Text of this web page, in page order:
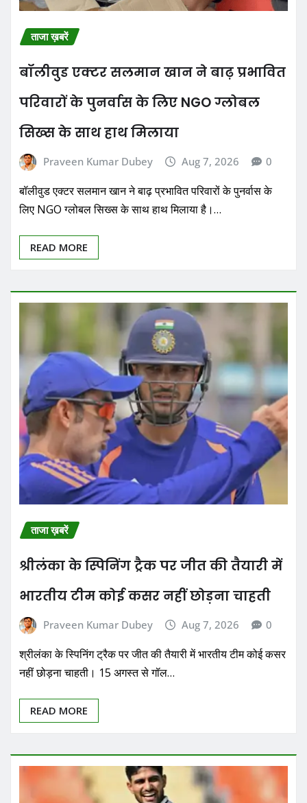
ताजा ख़बरें
बॉलीवुड एक्टर सलमान खान ने बाढ़ प्रभावित
परिवारों के पुनर्वास के लिए NGO ग्लोबल
सिख्स के साथ हाथ मिलाया
Praveen Kumar Dubey Aug 7, 2026 0
बॉलीवुड एक्टर सलमान खान ने बाढ़ प्रभावित परिवारों के पुनर्वास के
लिए NGO ग्लोबल सिख्स के साथ हाथ मिलाया है।…
READ MORE
ताजा ख़बरें
श्रीलंका के स्पिनिंग ट्रैक पर जीत की तैयारी में
भारतीय टीम कोई कसर नहीं छोड़ना चाहती
Praveen Kumar Dubey Aug 7, 2026 0
श्रीलंका के स्पिनिंग ट्रैक पर जीत की तैयारी में भारतीय टीम कोई कसर
नहीं छोड़ना चाहती। 15 अगस्त से गॉल…
READ MORE